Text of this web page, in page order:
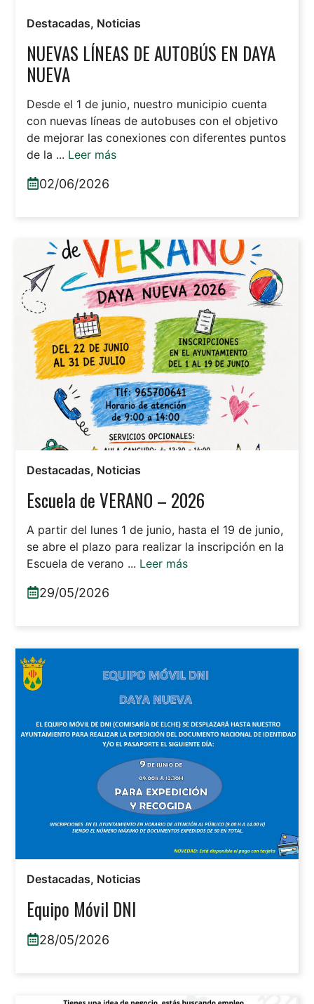
Destacadas, Noticias
NUEVAS LÍNEAS DE AUTOBÚS EN DAYA
NUEVA
Desde el 1 de junio, nuestro municipio cuenta
con nuevas líneas de autobuses con el objetivo
de mejorar las conexiones con diferentes puntos
de la ... Leer más
02/06/2026
Destacadas, Noticias
Escuela de VERANO – 2026
A partir del lunes 1 de junio, hasta el 19 de junio,
se abre el plazo para realizar la inscripción en la
Escuela de verano ... Leer más
29/05/2026
Destacadas, Noticias
Equipo Móvil DNI
28/05/2026